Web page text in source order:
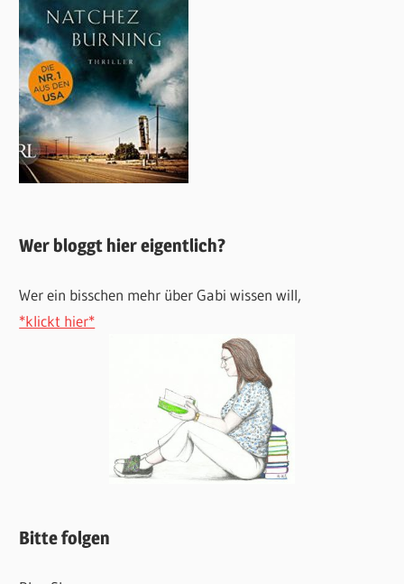
Wer bloggt hier eigentlich?
Wer ein bisschen mehr über Gabi wissen will,
*klickt hier*
Bitte folgen